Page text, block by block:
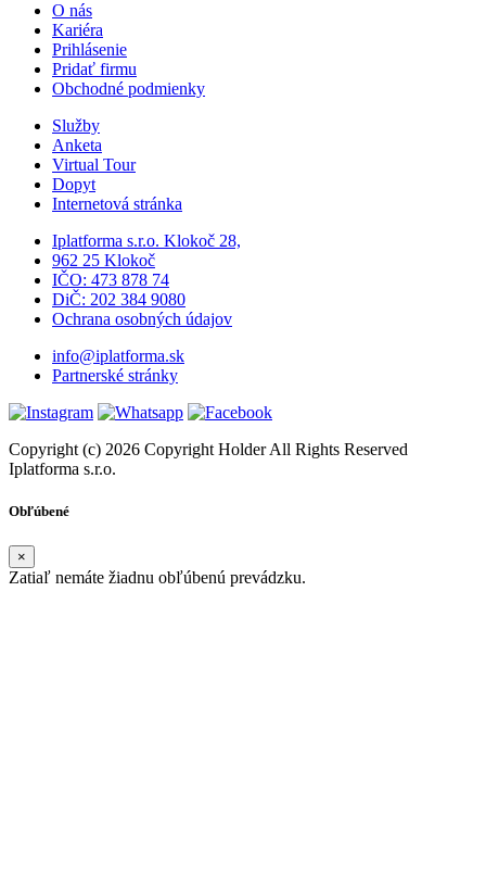
O nás
Kariéra
Prihlásenie
Pridať firmu
Obchodné podmienky
Služby
Anketa
Virtual Tour
Dopyt
Internetová stránka
Iplatforma s.r.o. Klokoč 28,
962 25 Klokoč
IČO: 473 878 74
DiČ: 202 384 9080
Ochrana osobných údajov
info@iplatforma.sk
Partnerské stránky
Copyright (c) 2026 Copyright Holder All Rights Reserved
Iplatforma s.r.o.
Obľúbené
×
Zatiaľ nemáte žiadnu obľúbenú prevádzku.